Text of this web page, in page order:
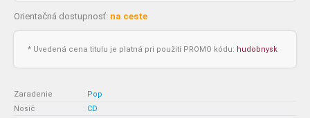
Orientačná dostupnosť: na ceste
* Uvedená cena titulu je platná pri použití PROMO kódu: hudobnysk
Zaradenie : Pop
Nosič
: CD